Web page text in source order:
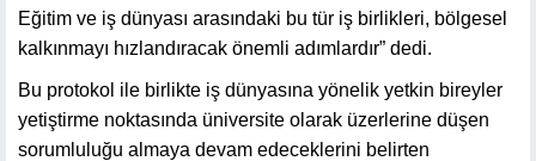
Eğitim ve iş dünyası arasındaki bu tür iş birlikleri, bölgesel
kalkınmayı hızlandıracak önemli adımlardır” dedi.
Bu protokol ile birlikte iş dünyasına yönelik yetkin bireyler
yetiştirme noktasında üniversite olarak üzerlerine düşen
sorumluluğu almaya devam edeceklerini belirten